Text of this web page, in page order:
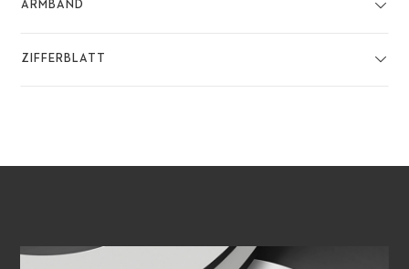
ARMBAND
ZIFFERBLATT